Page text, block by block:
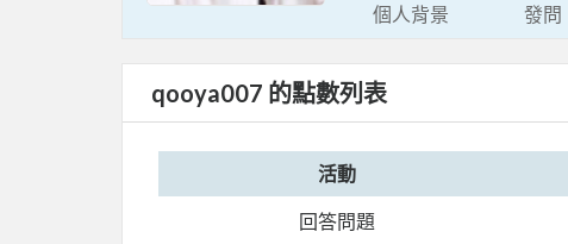
個人背景 發問
qooya007 的點數列表
活動
回答問題